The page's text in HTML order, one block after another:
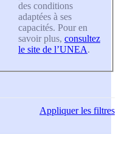
des conditions
adaptées à ses
capacités. Pour en
savoir plus, consultez
le site de l’UNEA.
Appliquerles filtres